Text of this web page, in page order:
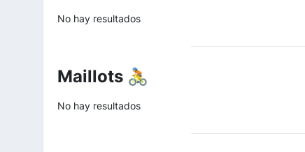
No hay resultados
Maillots 🚴
No hay resultados